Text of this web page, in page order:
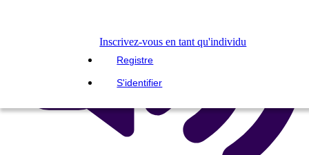
Inscrivez-vous en tant qu'individu
Registre
S'identifier